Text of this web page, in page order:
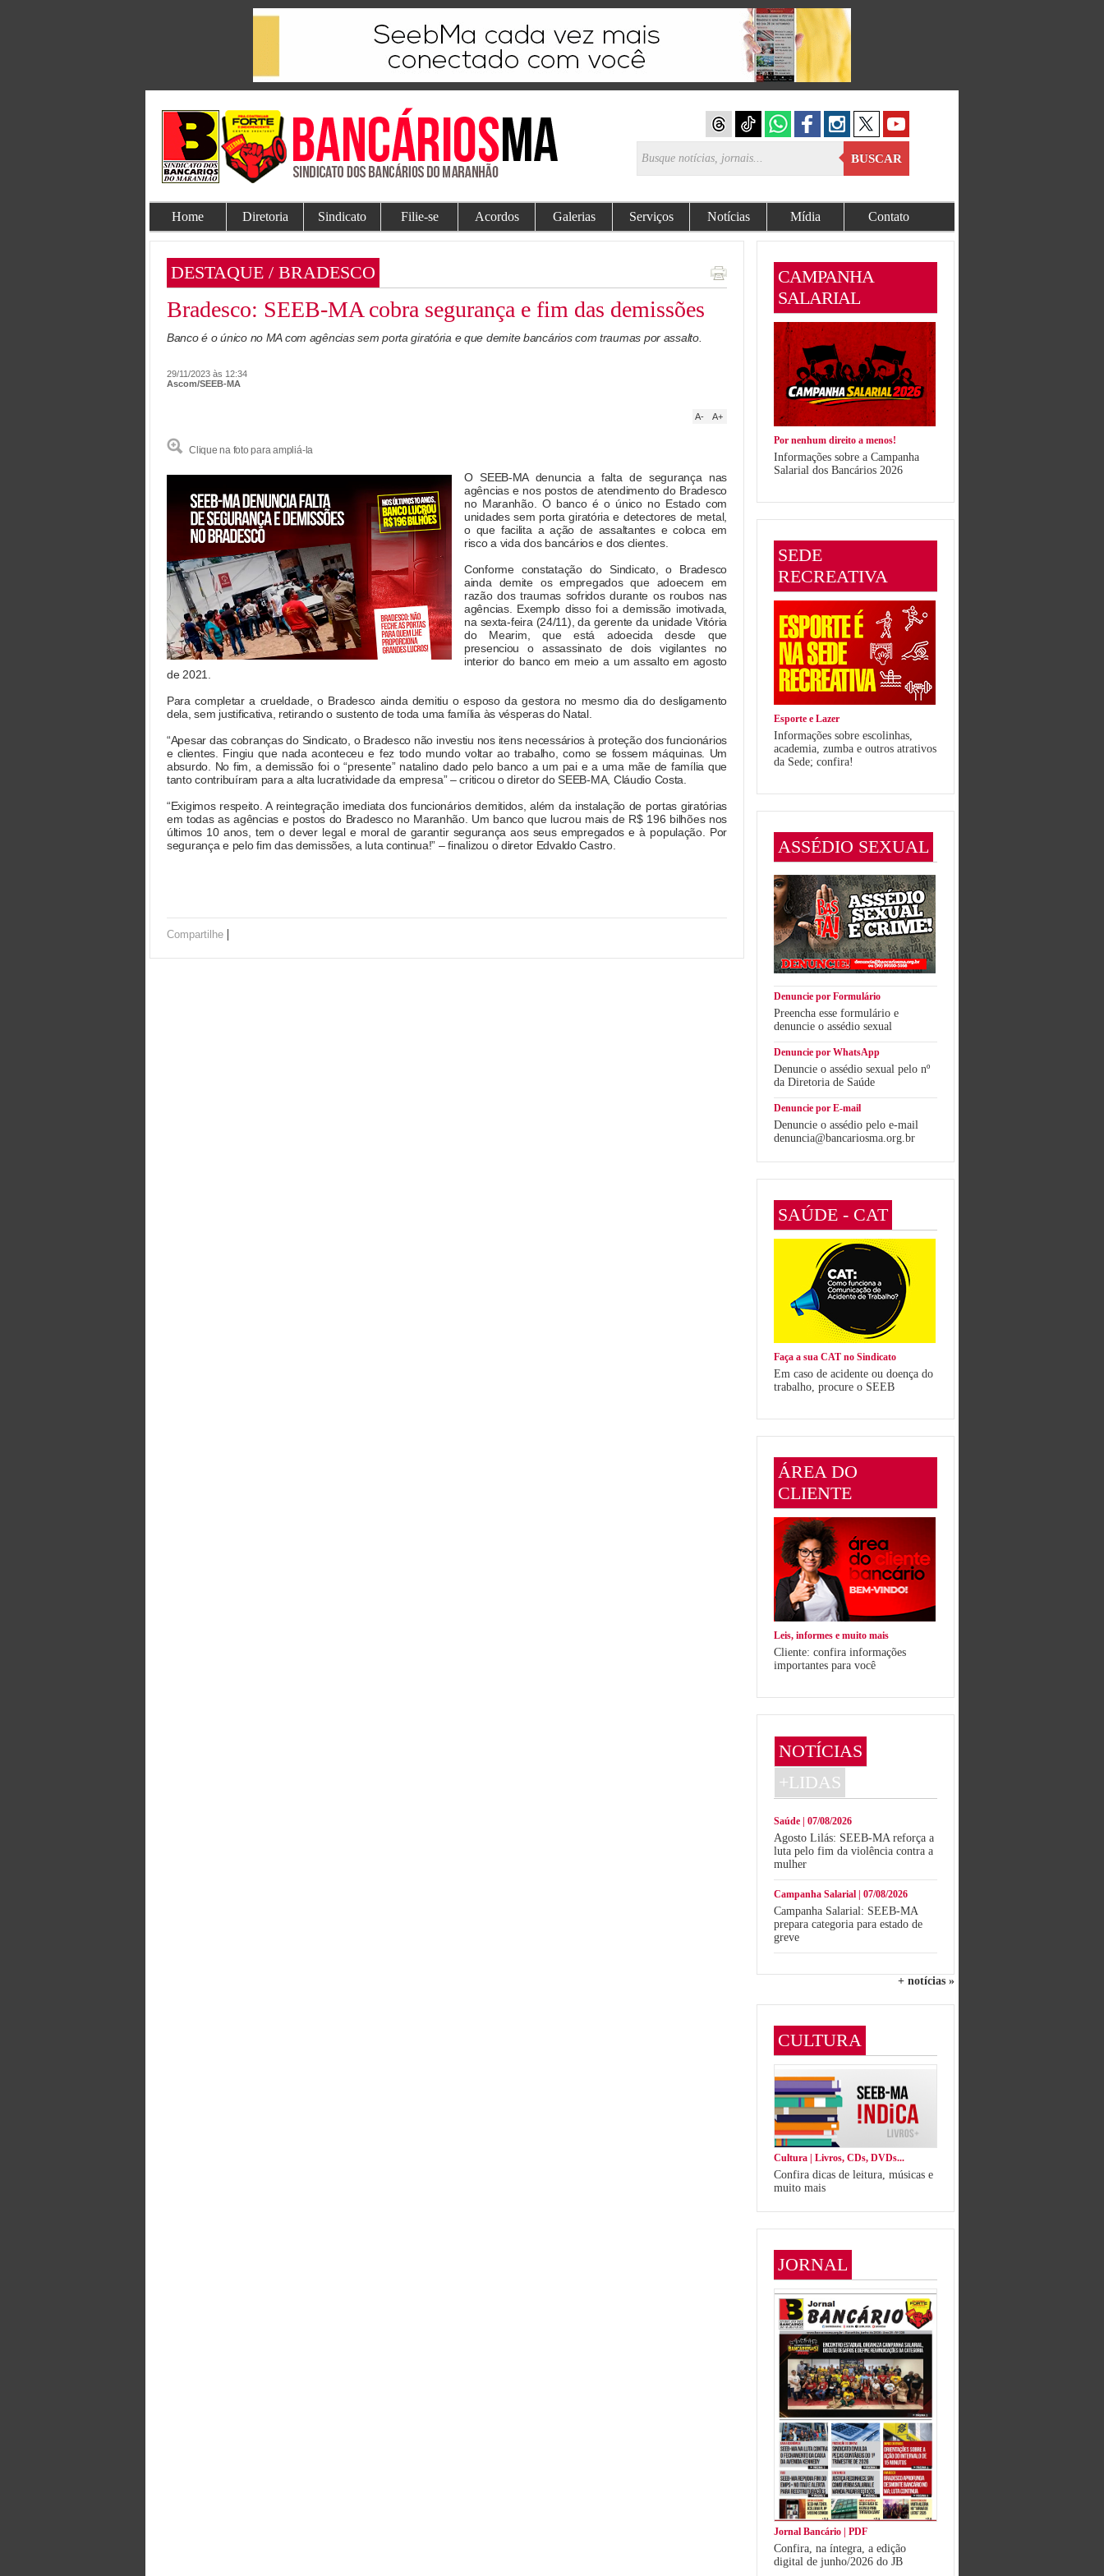
BUSCAR
Home Diretoria Sindicato Filie-se Acordos Galerias Serviços Notícias Mídia Contato
DESTAQUE / BRADESCO
Bradesco: SEEB-MA cobra segurança e fim das demissões
Banco é o único no MA com agências sem porta giratória e que demite bancários com traumas por assalto.
29/11/2023 às 12:34
Ascom/SEEB-MA
A+
A-
Clique na foto para ampliá-la
O SEEB-MA denuncia a falta de segurança nas
agências e nos postos de atendimento do Bradesco
no Maranhão. O banco é o único no Estado com
unidades sem porta giratória e detectores de metal,
o que facilita a ação de assaltantes e coloca em
risco a vida dos bancários e dos clientes.
Conforme constatação do Sindicato, o Bradesco
ainda demite os empregados que adoecem em
razão dos traumas sofridos durante os roubos nas
agências. Exemplo disso foi a demissão imotivada,
na sexta-feira (24/11), da gerente da unidade Vitória
do Mearim, que está adoecida desde que
presenciou o assassinato de dois vigilantes no
interior do banco em meio a um assalto em agosto
de 2021.
Para completar a crueldade, o Bradesco ainda demitiu o esposo da gestora no mesmo dia do desligamento
dela, sem justificativa, retirando o sustento de toda uma família às vésperas do Natal.
“Apesar das cobranças do Sindicato, o Bradesco não investiu nos itens necessários à proteção dos funcionários
e clientes. Fingiu que nada aconteceu e fez todo mundo voltar ao trabalho, como se fossem máquinas. Um
absurdo. No fim, a demissão foi o “presente” natalino dado pelo banco a um pai e a uma mãe de família que
tanto contribuíram para a alta lucratividade da empresa” – criticou o diretor do SEEB-MA, Cláudio Costa.
“Exigimos respeito. A reintegração imediata dos funcionários demitidos, além da instalação de portas giratórias
em todas as agências e postos do Bradesco no Maranhão. Um banco que lucrou mais de R$ 196 bilhões nos
últimos 10 anos, tem o dever legal e moral de garantir segurança aos seus empregados e à população. Por
segurança e pelo fim das demissões, a luta continua!” – finalizou o diretor Edvaldo Castro.
Compartilhe |
CAMPANHA
SALARIAL
Por nenhum direito a menos!
Informações sobre a Campanha
Salarial dos Bancários 2026
SEDE
RECREATIVA
Esporte e Lazer
Informações sobre escolinhas,
academia, zumba e outros atrativos
da Sede; confira!
ASSÉDIO SEXUAL
Denuncie por Formulário
Preencha esse formulário e
denuncie o assédio sexual
Denuncie por WhatsApp
Denuncie o assédio sexual pelo nº
da Diretoria de Saúde
Denuncie por E-mail
Denuncie o assédio pelo e-mail
denuncia@bancariosma.org.br
SAÚDE - CAT
Faça a sua CAT no Sindicato
Em caso de acidente ou doença do
trabalho, procure o SEEB
ÁREA DO
CLIENTE
Leis, informes e muito mais
Cliente: confira informações
importantes para você
NOTÍCIAS
+LIDAS
Saúde | 07/08/2026
Agosto Lilás: SEEB-MA reforça a
luta pelo fim da violência contra a
mulher
Campanha Salarial | 07/08/2026
Campanha Salarial: SEEB-MA
prepara categoria para estado de
greve
+ notícias »
CULTURA
Cultura | Livros, CDs, DVDs...
Confira dicas de leitura, músicas e
muito mais
JORNAL
Jornal Bancário | PDF
Confira, na íntegra, a edição
digital de junho/2026 do JB